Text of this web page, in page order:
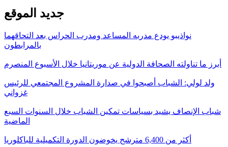
جديد الموقع
نواذيبو يودع مدربه المساعد ومدرب الحراس بعد التحاقهما
بالمرابطون
أبرز ما تناولته الصحافة الدولية عن موريتانيا خلال الأسبوع المنصرم
ولد لولي: الشباب أصبحوا في صدارة المشروع المجتمعي للرئيس
غزواني
شباب الإنصاف يشيد بسياسات تمكين الشباب خلال السنوات السبع
الماضية
أكثر من 6,400 مترشح يخوضون الدورة التكميلية للباكلوريا